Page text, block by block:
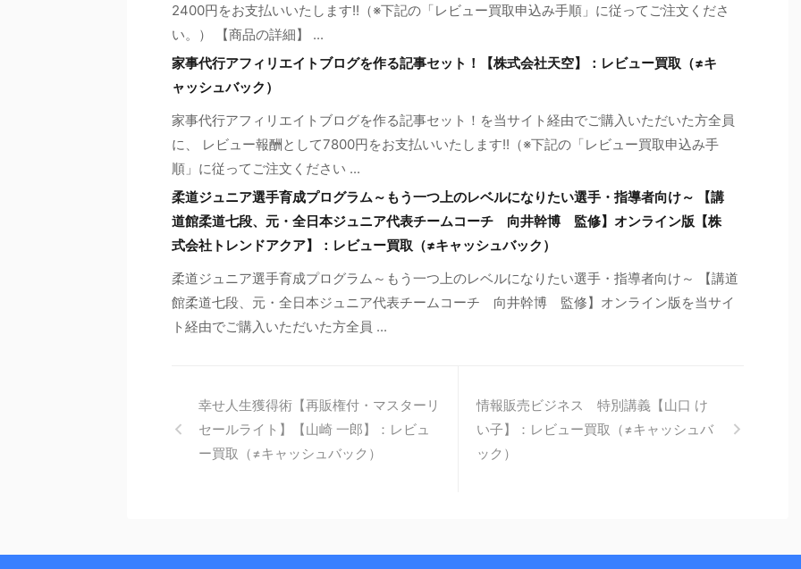
2400円をお支払いいたします!!（※下記の「レビュー買取申込み手順」に従ってご注文くださ
い。） 【商品の詳細】 ...
家事代行アフィリエイトブログを作る記事セット！【株式会社天空】：レビュー買取（≠キ
ャッシュバック）
家事代行アフィリエイトブログを作る記事セット！を当サイト経由でご購入いただいた方全員
に、 レビュー報酬として7800円をお支払いいたします!!（※下記の「レビュー買取申込み手
順」に従ってご注文ください ...
柔道ジュニア選手育成プログラム～もう一つ上のレベルになりたい選手・指導者向け～ 【講
道館柔道七段、元・全日本ジュニア代表チームコーチ 向井幹博 監修】オンライン版【株
式会社トレンドアクア】：レビュー買取（≠キャッシュバック）
柔道ジュニア選手育成プログラム～もう一つ上のレベルになりたい選手・指導者向け～ 【講道
館柔道七段、元・全日本ジュニア代表チームコーチ 向井幹博 監修】オンライン版を当サイ
ト経由でご購入いただいた方全員 ...
幸せ人生獲得術【再販権付・マスターリ
セールライト】【山崎 一郎】：レビュ
ー買取（≠キャッシュバック）
情報販売ビジネス 特別講義【山口 け
い子】：レビュー買取（≠キャッシュバ
ック）